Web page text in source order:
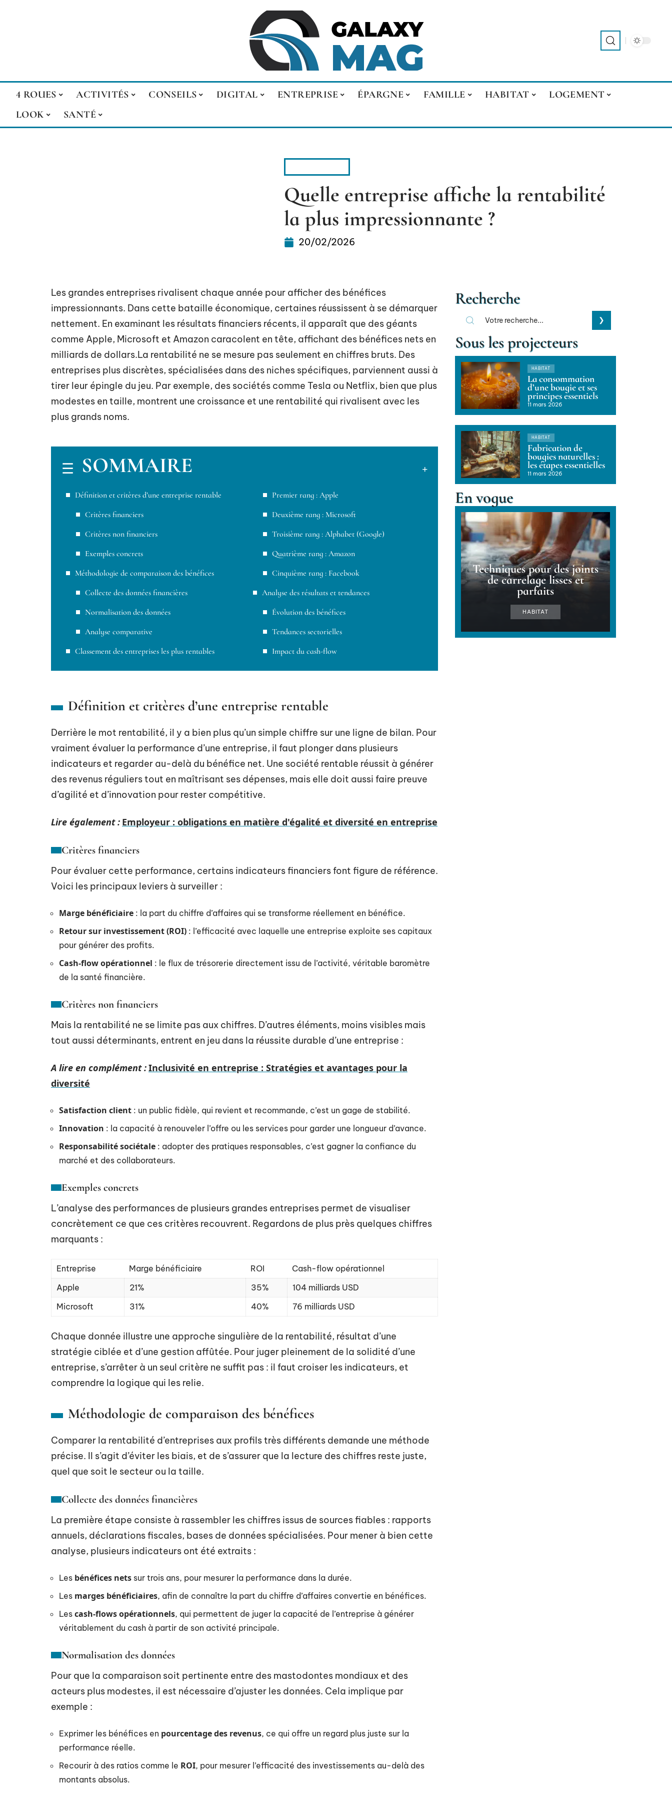
4 ROUES ACTIVITÉS CONSEILS DIGITAL ENTREPRISE ÉPARGNE FAMILLE HABITAT
LOGEMENT
LOOK
SANTÉ
Quelle entreprise affiche la rentabilité
la plus impressionnante ?
20/02/2026
Les grandes entreprises rivalisent chaque année pour afficher des bénéfices
impressionnants. Dans cette bataille économique, certaines réussissent à se démarquer
nettement. En examinant les résultats financiers récents, il apparaît que des géants
comme Apple, Microsoft et Amazon caracolent en tête, affichant des bénéfices nets en
milliards de dollars.La rentabilité ne se mesure pas seulement en chiffres bruts. Des
entreprises plus discrètes, spécialisées dans des niches spécifiques, parviennent aussi à
tirer leur épingle du jeu. Par exemple, des sociétés comme Tesla ou Netflix, bien que plus
modestes en taille, montrent une croissance et une rentabilité qui rivalisent avec les
plus grands noms.
SOMMAIRE
Définition et critères d’une entreprise rentable
Critères financiers
Critères non financiers
Exemples concrets
Méthodologie de comparaison des bénéfices
Collecte des données financières
Normalisation des données
Analyse comparative
Classement des entreprises les plus rentables
Premier rang : Apple
Deuxième rang : Microsoft
Troisième rang : Alphabet (Google)
Quatrième rang : Amazon
Cinquième rang : Facebook
Analyse des résultats et tendances
Évolution des bénéfices
Tendances sectorielles
Impact du cash-flow
Définition et critères d’une entreprise rentable
Derrière le mot rentabilité, il y a bien plus qu’un simple chiffre sur une ligne de bilan. Pour
vraiment évaluer la performance d’une entreprise, il faut plonger dans plusieurs
indicateurs et regarder au-delà du bénéfice net. Une société rentable réussit à générer
des revenus réguliers tout en maîtrisant ses dépenses, mais elle doit aussi faire preuve
d’agilité et d’innovation pour rester compétitive.
Lire également : Employeur : obligations en matière d'égalité et diversité en entreprise
Critères financiers
Pour évaluer cette performance, certains indicateurs financiers font figure de référence.
Voici les principaux leviers à surveiller :
Marge bénéficiaire : la part du chiffre d’affaires qui se transforme réellement en bénéfice.
Retour sur investissement (ROI) : l’efficacité avec laquelle une entreprise exploite ses capitaux
pour générer des profits.
Cash-flow opérationnel : le flux de trésorerie directement issu de l’activité, véritable baromètre
de la santé financière.
Critères non financiers
Mais la rentabilité ne se limite pas aux chiffres. D’autres éléments, moins visibles mais
tout aussi déterminants, entrent en jeu dans la réussite durable d’une entreprise :
A lire en complément :Inclusivité en entreprise : Stratégies et avantages pour la
diversité
Satisfaction client : un public fidèle, qui revient et recommande, c’est un gage de stabilité.
Innovation : la capacité à renouveler l’offre ou les services pour garder une longueur d’avance.
Responsabilité sociétale : adopter des pratiques responsables, c’est gagner la confiance du
marché et des collaborateurs.
Exemples concrets
L’analyse des performances de plusieurs grandes entreprises permet de visualiser
concrètement ce que ces critères recouvrent. Regardons de plus près quelques chiffres
marquants :
Entreprise Marge bénéficiaire ROI
Cash-flow opérationnel
Apple
21% 35%
104 milliards USD
Microsoft
31% 40% 76 milliards USD
Chaque donnée illustre une approche singulière de la rentabilité, résultat d’une
stratégie ciblée et d’une gestion affûtée. Pour juger pleinement de la solidité d’une
entreprise, s’arrêter à un seul critère ne suffit pas : il faut croiser les indicateurs, et
comprendre la logique qui les relie.
Méthodologie de comparaison des bénéfices
Comparer la rentabilité d’entreprises aux profils très différents demande une méthode
précise. Il s’agit d’éviter les biais, et de s’assurer que la lecture des chiffres reste juste,
quel que soit le secteur ou la taille.
Collecte des données financières
La première étape consiste à rassembler les chiffres issus de sources fiables : rapports
annuels, déclarations fiscales, bases de données spécialisées. Pour mener à bien cette
analyse, plusieurs indicateurs ont été extraits :
Les bénéfices nets sur trois ans, pour mesurer la performance dans la durée.
Les marges bénéficiaires, afin de connaître la part du chiffre d’affaires convertie en bénéfices.
Les cash-flows opérationnels, qui permettent de juger la capacité de l’entreprise à générer
véritablement du cash à partir de son activité principale.
Normalisation des données
Pour que la comparaison soit pertinente entre des mastodontes mondiaux et des
acteurs plus modestes, il est nécessaire d’ajuster les données. Cela implique par
exemple :
Exprimer les bénéfices en pourcentage des revenus, ce qui offre un regard plus juste sur la
performance réelle.
Recourir à des ratios comme le ROI, pour mesurer l’efficacité des investissements au-delà des
montants absolus.
Recherche
Sous les projecteurs
HABITAT
La consommation
d’une bougie et ses
principes essentiels
11 mars 2026
HABITAT
Fabrication de
bougies naturelles :
les étapes essentielles
11 mars 2026
En vogue
Techniques pour des joints
de carrelage lisses et
parfaits
HABITAT